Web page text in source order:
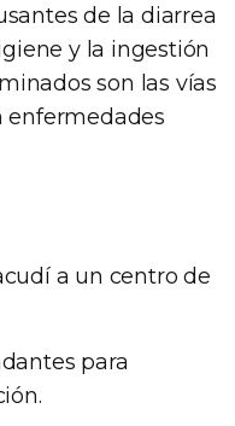
de la diarrea
y la ingestión
son las vías
enfermedades
a un centro de
para